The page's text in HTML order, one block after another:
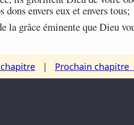
envers eux et envers tous;
la grâce éminente que Dieu
| Prochain chapitre